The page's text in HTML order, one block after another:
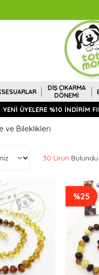
DİŞ ÇIKARMA
DÖNEMİ
YENİ ÜYELERE %10 İNDİRİM
ve Bileklikleri
30 Ürün
%25